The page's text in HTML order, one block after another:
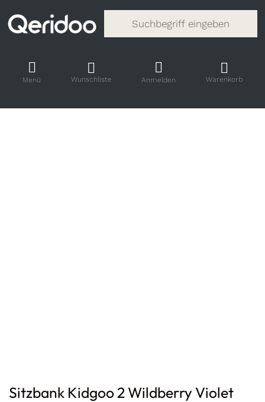
Menü Wunschliste Anmelden Warenkorb
Sitzbank Kidgoo 2 Wildberry Violet